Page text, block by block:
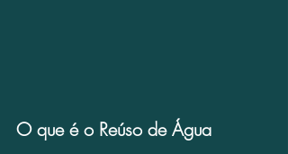
O que é o Reúso de Água